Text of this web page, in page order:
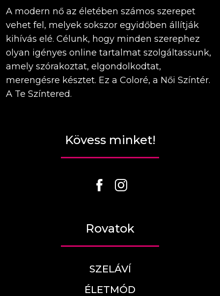
A modern nő az életében számos szerepet
vehet fel, melyek sokszor egyidőben állítják
kihívás elé. Célunk, hogy minden szerephez
olyan igényes online tartalmat szolgáltassunk,
amely szórakoztat, elgondolkodtat,
merengésre késztet. Ez a Coloré, a Női Színtér.
A Te Színtered.
Kövess minket!
Rovatok
SZELÁVÍ
ÉLETMÓD